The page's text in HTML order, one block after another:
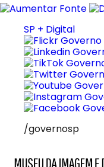
SP + Digital
/governosp